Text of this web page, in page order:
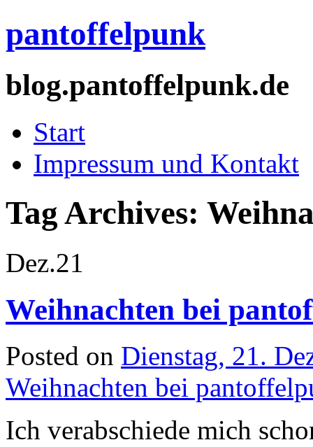
pantoffelpunk
blog.pantoffelpunk.de
Start
Impressum und Kontakt
Tag Archives:
Dez.21
Weihnachten bei
Posted on Dienstag, 21.
Weihnachten bei
Ich verabschiede mich